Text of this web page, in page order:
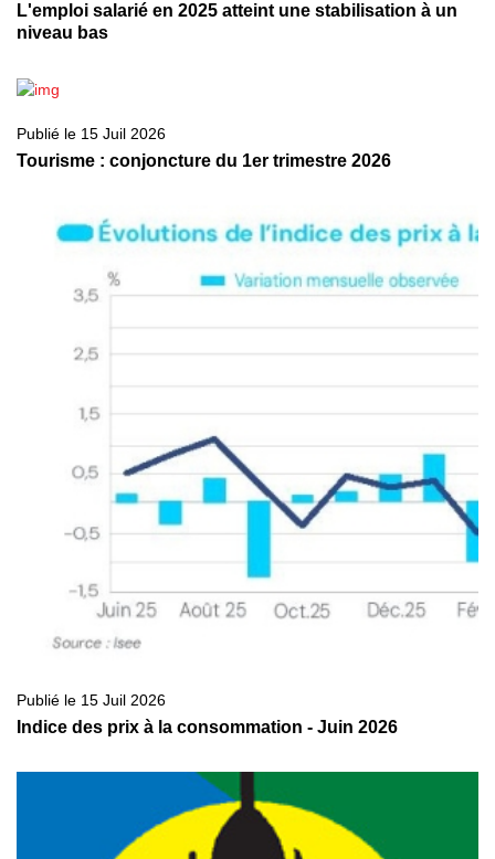
L'emploi salarié en 2025 atteint une stabilisation à un
niveau bas
Publié le 15 Juil 2026
Tourisme : conjoncture du 1er trimestre 2026
Publié le 15 Juil 2026
Indice des prix à la consommation - Juin 2026